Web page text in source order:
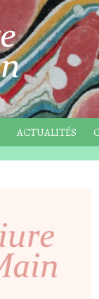
ACTUALITÉS